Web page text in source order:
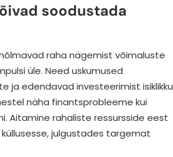
soodustada
raha nägemist võimaluste
üle. Need uskumused
ja edendavad investeerimist isiklikku
näha finantsprobleeme kui
Aitamine rahaliste ressursside eest
julgustades targemat